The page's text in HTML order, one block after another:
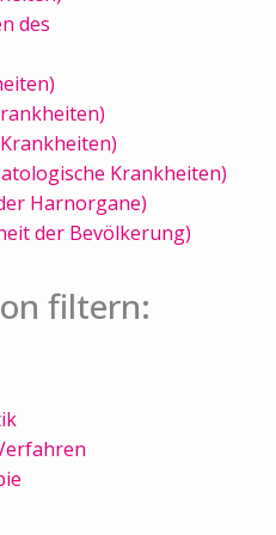
des
Krankheiten)
Harnorgane)
der Bevölkerung)
filtern: